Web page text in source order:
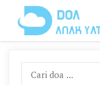
Content